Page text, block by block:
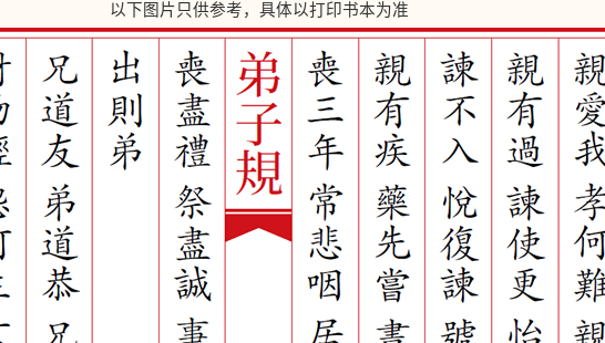
以下图片只供参考，具体以打印书本为准